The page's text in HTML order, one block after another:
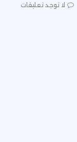
لا توجد تعليقات